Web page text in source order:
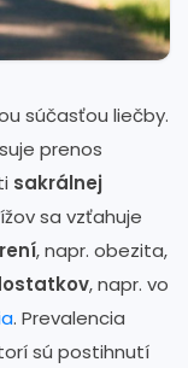
súčasťou liečby.
prenos
sakrálnej
sa vzťahuje
, napr. obezita,
, napr. vo
. Prevalencia
sú postihnutí